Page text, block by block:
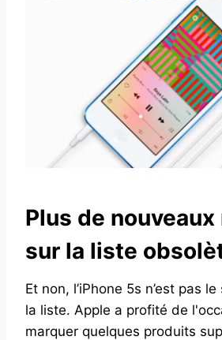
Plus de
sur la liste
Et non, l’iPhone 5s n’est pas
la liste. Apple a profité de
marquer quelques produits